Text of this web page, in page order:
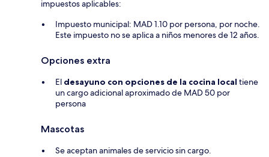
impuestos aplicables:
Impuesto municipal: MAD 1.10 por persona, por noche.
Este impuesto no se aplica a niños menores de 12 años.
Opciones extra
El desayuno con opciones de la cocina local tiene
un cargo adicional aproximado de MAD 50 por
persona
Mascotas
Se aceptan animales de servicio sin cargo.